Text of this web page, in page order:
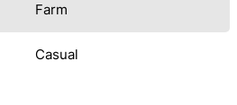
Farm
Casual